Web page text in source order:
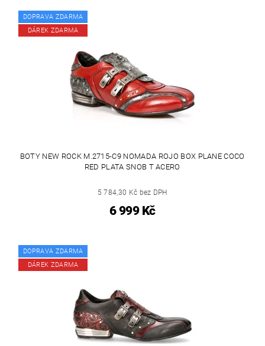
DOPRAVA ZDARMA
DÁREK ZDARMA
BOTY NEW ROCK M.2715-C9 NOMADA ROJO BOX PLANE COCO
RED PLATA SNOB T ACERO
5 784,30 Kč bez DPH
6 999 Kč
DOPRAVA ZDARMA
DÁREK ZDARMA